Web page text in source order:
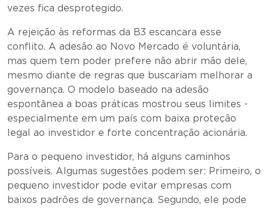
vezes fica desprotegido.
A rejeição às reformas da B3 escancara esse
conflito. A adesão ao Novo Mercado é voluntária,
mas quem tem poder prefere não abrir mão dele,
mesmo diante de regras que buscariam melhorar a
governança. O modelo baseado na adesão
espontânea a boas práticas mostrou seus limites -
especialmente em um país com baixa proteção
legal ao investidor e forte concentração acionária.
Para o pequeno investidor, há alguns caminhos
possíveis. Algumas sugestões podem ser: Primeiro, o
pequeno investidor pode evitar empresas com
baixos padrões de governança. Segundo, ele pode